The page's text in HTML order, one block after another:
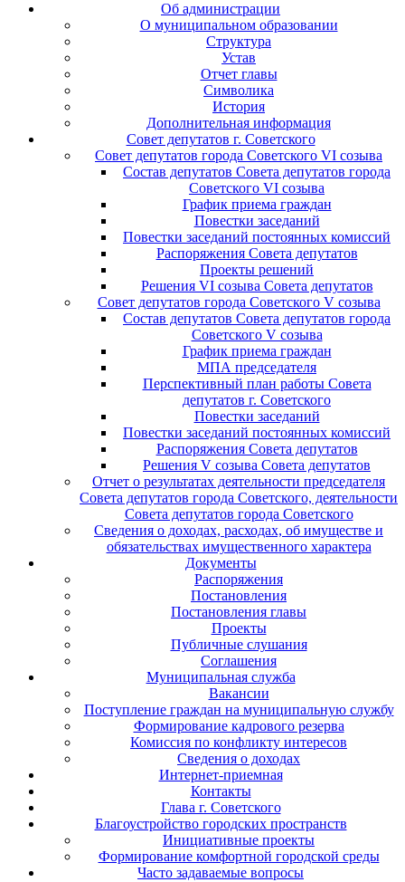
Об администрации
О муниципальном образовании
Структура
Устав
Отчет главы
Символика
История
Дополнительная информация
Совет депутатов г. Советского
Совет депутатов города Советского VI созыва
Состав депутатов Совета депутатов города
Советского VI созыва
График приема граждан
Повестки заседаний
Повестки заседаний постоянных комиссий
Распоряжения Совета депутатов
Проекты решений
Решения VI созыва Совета депутатов
Совет депутатов города Советского V созыва
Состав депутатов Совета депутатов города
Советского V созыва
График приема граждан
МПА председателя
Перспективный план работы Совета
депутатов г. Советского
Повестки заседаний
Повестки заседаний постоянных комиссий
Распоряжения Совета депутатов
Решения V созыва Совета депутатов
Отчет о результатах деятельности председателя
Совета депутатов города Советского, деятельности
Совета депутатов города Советского
Сведения о доходах, расходах, об имуществе и
обязательствах имущественного характера
Документы
Распоряжения
Постановления
Постановления главы
Проекты
Публичные слушания
Соглашения
Муниципальная служба
Вакансии
Поступление граждан на муниципальную службу
Формирование кадрового резерва
Комиссия по конфликту интересов
Сведения о доходах
Интернет-приемная
Контакты
Глава г. Советского
Благоустройство городских пространств
Инициативные проекты
Формирование комфортной городской среды
Часто задаваемые вопросы